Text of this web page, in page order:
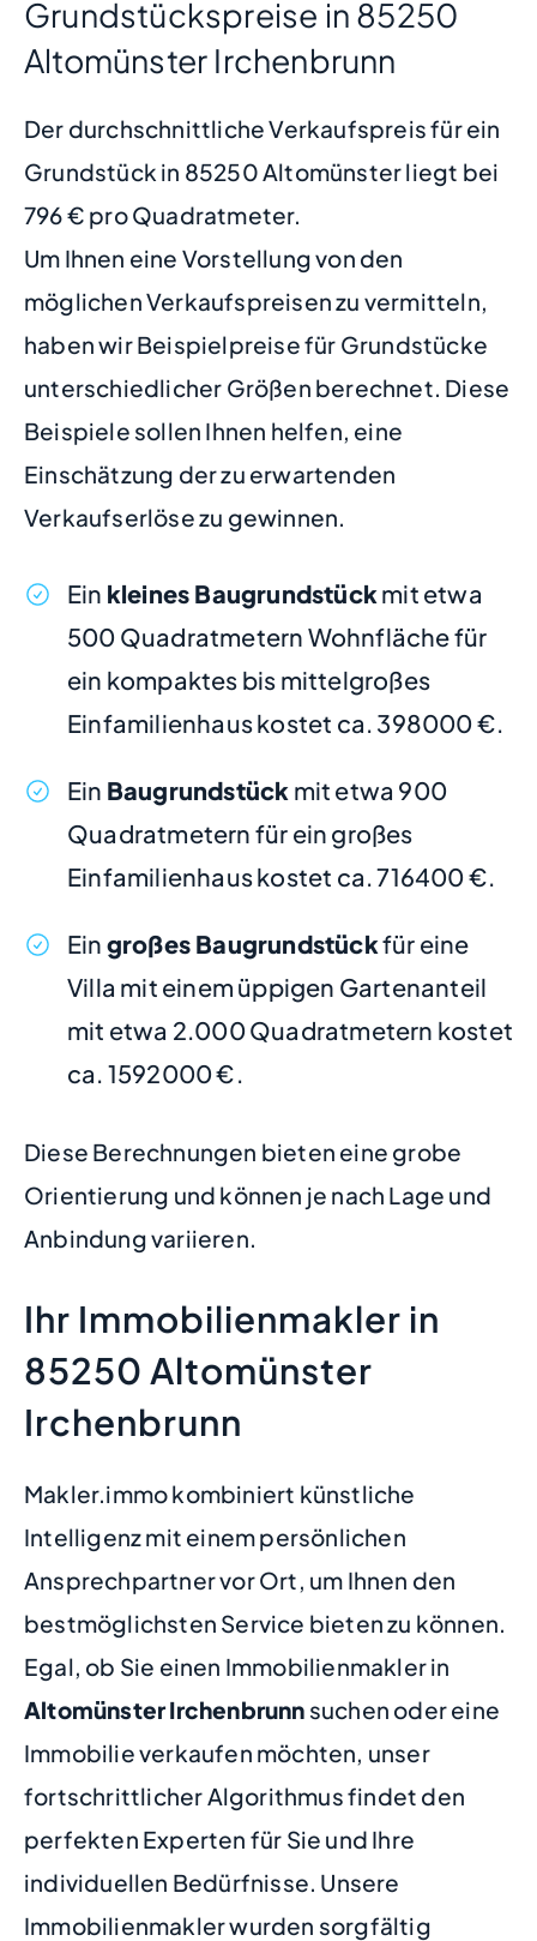
Grundstückspreise in 85250
Altomünster Irchenbrunn
Der durchschnittliche Verkaufspreis für ein
Grundstück in 85250 Altomünster liegt bei
796 € pro Quadratmeter.
Um Ihnen eine Vorstellung von den
möglichen Verkaufspreisen zu vermitteln,
haben wir Beispielpreise für Grundstücke
unterschiedlicher Größen berechnet. Diese
Beispiele sollen Ihnen helfen, eine
Einschätzung der zu erwartenden
Verkaufserlöse zu gewinnen.
Ein kleines Baugrundstückmit etwa
500 Quadratmetern Wohnfläche für
ein kompaktes bis mittelgroßes
Einfamilienhaus kostet ca. 398000 €.
Ein Baugrundstück mit etwa 900
Quadratmetern für ein großes
Einfamilienhaus kostet ca. 716400 €.
Ein großes Baugrundstückfür eine
Villa mit einem üppigen Gartenanteil
mit etwa 2.000 Quadratmetern kostet
ca. 1592000 €.
Diese Berechnungen bieten eine grobe
Orientierung und können je nach Lage und
Anbindung variieren.
Ihr Immobilienmakler in
85250 Altomünster
Irchenbrunn
Makler.immo kombiniert künstliche
Intelligenz mit einem persönlichen
Ansprechpartner vor Ort, um Ihnen den
bestmöglichsten Service bieten zu können.
Egal, ob Sie einen Immobilienmakler in
Altomünster Irchenbrunn suchen oder eine
Immobilie verkaufen möchten, unser
fortschrittlicher Algorithmus findet den
perfekten Experten für Sie und Ihre
individuellen Bedürfnisse. Unsere
Immobilienmakler wurden sorgfältig